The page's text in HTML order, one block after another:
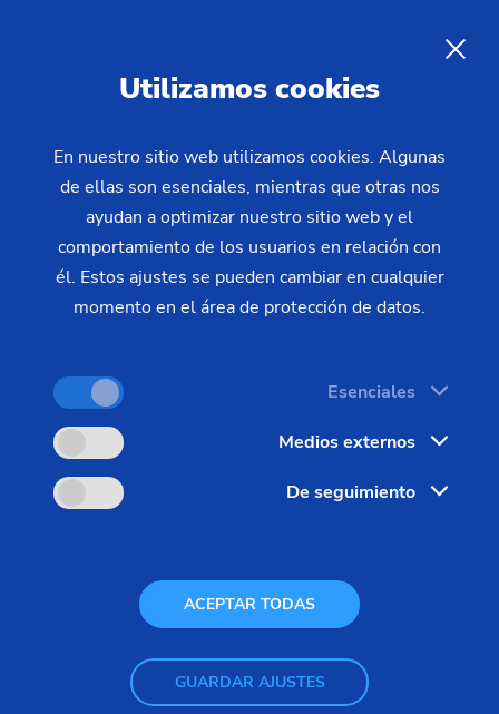
Utilizamos cookies
En nuestro sitio web utilizamos cookies. Algunas
de ellas son esenciales, mientras que otras nos
ayudan a optimizar nuestro sitio web y el
comportamiento de los usuarios en relación con
él. Estos ajustes se pueden cambiar en cualquier
momento en el área de protección de datos.
Esenciales
Medios externos
De seguimiento
ACEPTAR TODAS
GUARDAR AJUSTES